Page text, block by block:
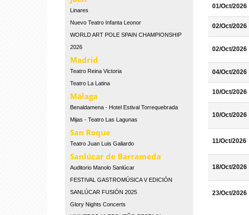
Linares
Nuevo Teatro Infanta Leonor
WORLD ART POLE SPAIN CHAMPIONSHIP
2026
Madrid
Teatro Reina Victoria
Teatro La Latina
Málaga
Benaldamena - Hotel Estival Torrequebrada
Mijas - Teatro Las Lagunas
San Roque
Teatro Juan Luis Galiardo
Sanlúcar de Barrameda
Auditorio Manolo Sanlúcar
FESTIVAL GASTROMÚSICA V EDICIÓN
SANLÚCAR FUSIÓN 2025
Glory Nights Concerts
01/Oct/2026
02/Oct/2026
02/Oct/2026
04/Oct/2026
10/Oct/2026
10/Oct/2026
11/Oct/2026
18/Oct/2026
23/Oct/2026